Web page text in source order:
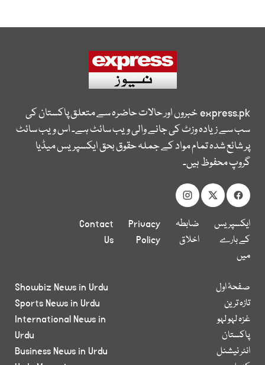
express.pkخبروں اور حالات حاضرہ سے متعلق پاکستان کی
سب سے زیادہ وزٹ کی جانے والی ویب سائٹ ہے۔ اس ویب سائٹ
پر شائع شدہ تمام مواد کے جملہ حقوق بحق ایکسپریس میڈیا
گروپ محفوظ ہیں۔
ایکسپریس
کے بارے
میں
ضابطہ
اخلاق
Privacy
Policy
Contact
Us
صفحۂ اول
تازہ ترین
غزہ لہو لہو
پاکستان
انٹر نیشنل
Showbiz News in Urdu
Sports News in Urdu
International News in
Urdu
Business News in Urdu